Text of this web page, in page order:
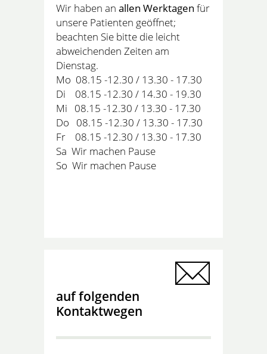
Wir haben an allen Werktagen für
unsere Patienten geöffnet;
beachten Sie bitte die leicht
abweichenden Zeiten am
Dienstag.
Mo 08.15 -12.30 / 13.30 - 17.30
Di 08.15 -12.30 / 14.30 - 19.30
Mi 08.15 -12.30 / 13.30 - 17.30
Do 08.15 -12.30 / 13.30 - 17.30
Fr 08.15 -12.30 / 13.30 - 17.30
Sa Wir machen Pause
So Wir machen Pause
auf folgenden
Kontaktwegen